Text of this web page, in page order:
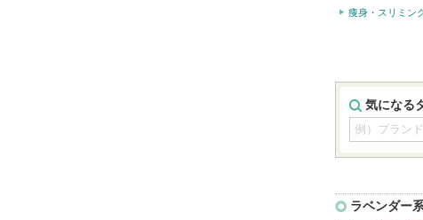
痩身・スリミン
気になる
ラベンダー